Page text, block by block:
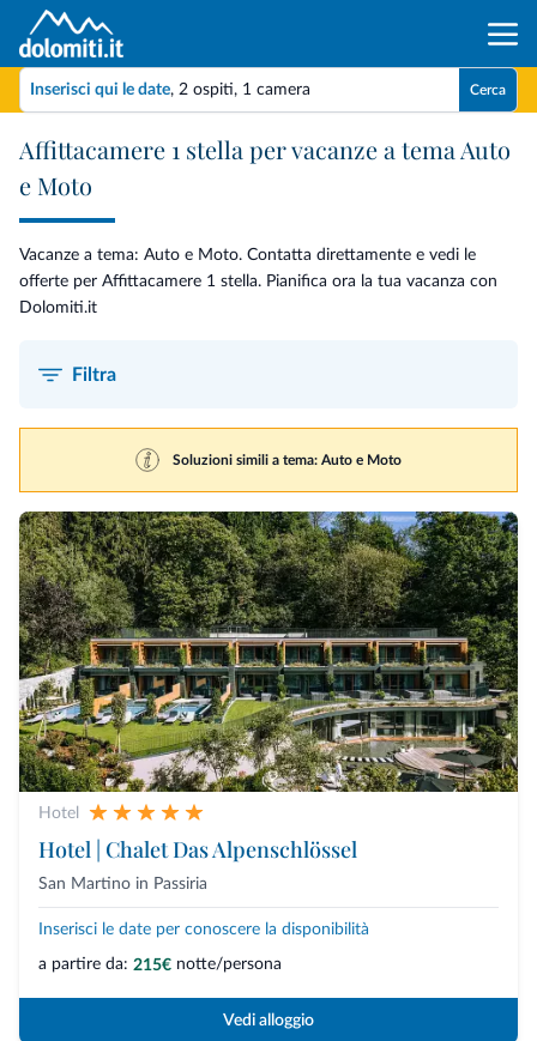
Inserisci qui le date, 2 ospiti, 1 camera Cerca
Affittacamere 1 stella per vacanze a tema Auto
e Moto
Vacanze a tema: Auto e Moto. Contatta direttamente e vedi le
offerte per Affittacamere 1 stella. Pianifica ora la tua vacanza con
Dolomiti.it
Filtra
Soluzioni simili a tema: Auto e Moto
Hotel
Hotel | Chalet Das Alpenschlössel
San Martino in Passiria
Inserisci le date per conoscere la disponibilità
a partire da: 215€ notte/persona
Vedi alloggio